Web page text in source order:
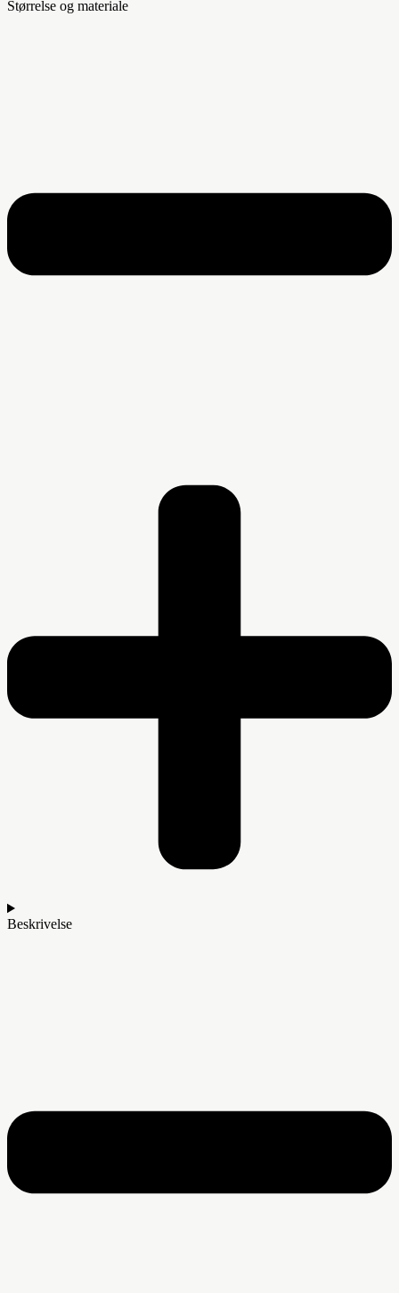
Størrelse og materiale
Beskrivelse